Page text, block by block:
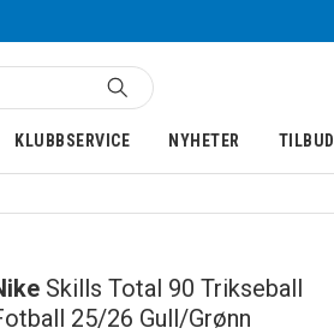
KLUBBSERVICE NYHETER TILBUD
Skills Total 90 Trikseball
25/26 Gull/Grønn